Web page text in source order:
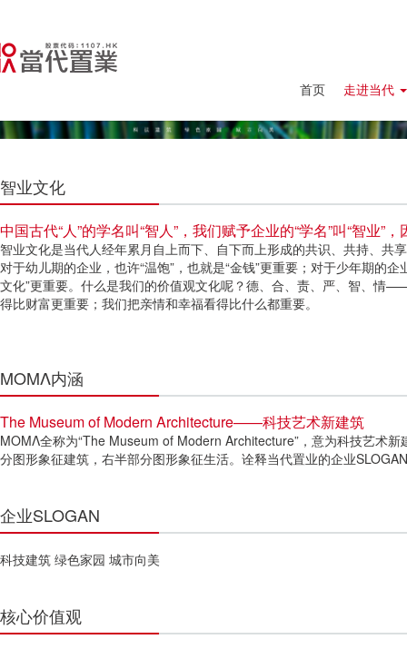
首页 走进当代
智业文化
中国古代“人”的学名叫“智人”，我们赋予企业的“学名”叫“智业
智业文化是当代人经年累月自上而下、自下而上形成的共识、共持、共
对于幼儿期的企业，也许“温饱”，也就是“金钱”更重要；对于少年期的
文化”更重要。什么是我们的价值观文化呢？德、合、责、严、智、情
得比财富更重要；我们把亲情和幸福看得比什么都重要。
ΜΟΜΛ内涵
The Museum of Modern Architecture——科技艺术新建筑
ΜΟΜΛ全称为“The Museum of Modern Architecture”，意为科技艺术新
分图形象征建筑，右半部分图形象征生活。诠释当代置业的企业
企业SLOGAN
科技建筑 绿色家园 城市向美
核心价值观